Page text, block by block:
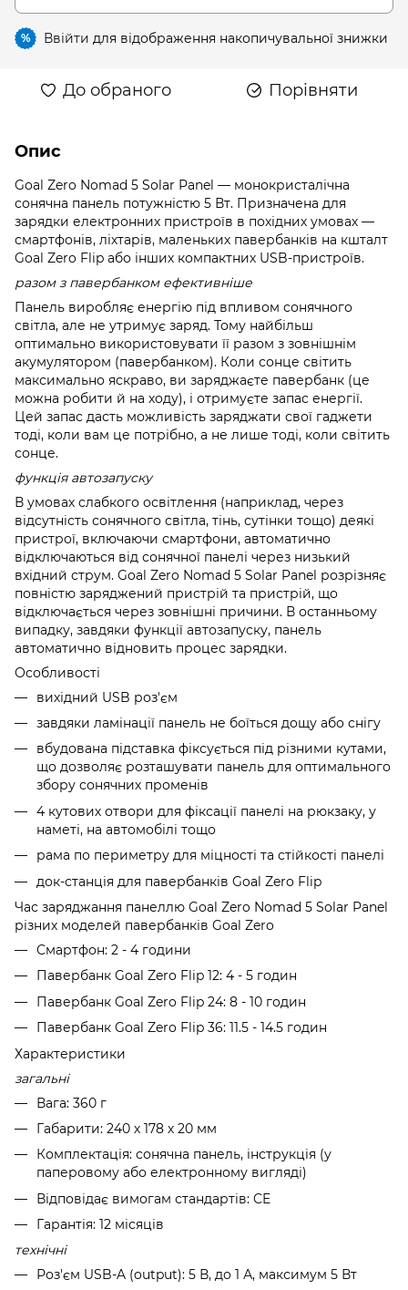
% Ввійти для відображення накопичувальної знижки
До обраного Порівняти
Опис
Goal Zero Nomad 5 Solar Panel — монокристалічна
сонячна панель потужністю 5 Вт. Призначена для
зарядки електронних пристроїв в похідних умовах —
смартфонів, ліхтарів, маленьких павербанків на кшталт
Goal Zero Flip або інших компактних USB-пристроїв.
разом з павербанком ефективніше
Панель виробляє енергію під впливом сонячного
світла, але не утримує заряд. Тому найбільш
оптимально використовувати її разом з зовнішнім
акумулятором (павербанком). Коли сонце світить
максимально яскраво, ви заряджаєте павербанк (це
можна робити й на ходу), і отримуєте запас енергії.
Цей запас дасть можливість заряджати свої гаджети
тоді, коли вам це потрібно, а не лише тоді, коли світить
сонце.
функція автозапуску
В умовах слабкого освітлення (наприклад, через
відсутність сонячного світла, тінь, сутінки тощо) деякі
пристрої, включаючи смартфони, автоматично
відключаються від сонячної панелі через низький
вхідний струм. Goal Zero Nomad 5 Solar Panel розрізняє
повністю заряджений пристрій та пристрій, що
відключається через зовнішні причини. В останньому
випадку, завдяки функції автозапуску, панель
автоматично відновить процес зарядки.
Особливості
вихідний USB роз'єм
завдяки ламінації панель не боїться дощу або снігу
вбудована підставка фіксується під різними кутами,
що дозволяє розташувати панель для оптимального
збору сонячних променів
4 кутових отвори для фіксації панелі на рюкзаку, у
наметі, на автомобілі тощо
рама по периметру для міцності та стійкості панелі
док-станція для павербанків Goal Zero Flip
Час заряджання панеллю Goal Zero Nomad 5 Solar Panel
різних моделей павербанків Goal Zero
Смартфон: 2 - 4 години
Павербанк Goal Zero Flip 12: 4 - 5 годин
Павербанк Goal Zero Flip 24: 8 - 10 годин
Павербанк Goal Zero Flip 36: 11.5 - 14.5 годин
Характеристики
загальні
Вага: 360 г
Габарити: 240 х 178 х 20 мм
Комплектація: сонячна панель, інструкція (у
паперовому або електронному вигляді)
Відповідає вимогам стандартів: CE
Гарантія: 12 місяців
технічні
Роз'єм USB-A (output): 5 В, до 1 А, максимум 5 Вт